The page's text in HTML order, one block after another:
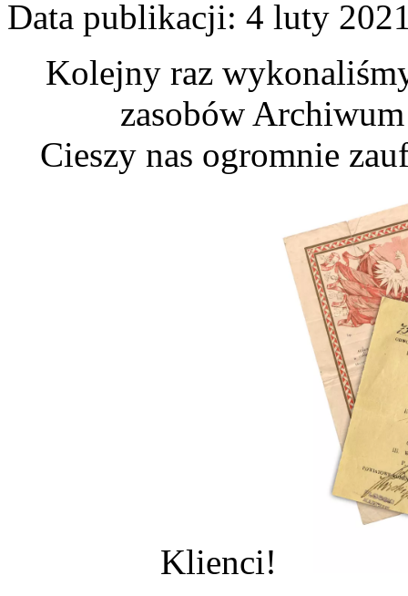
Data publikacji: 4 luty
Kolejny raz
zasobów
Cieszy nas ogromnie
Klienci!